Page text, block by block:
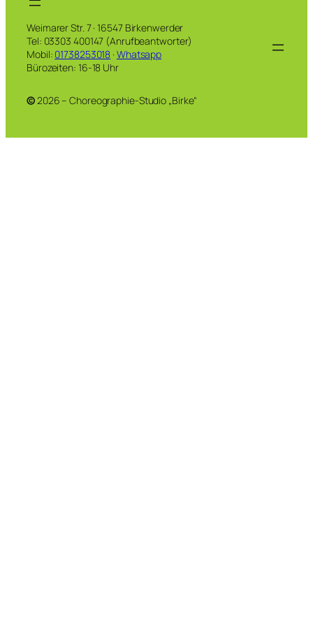
Weimarer Str. 7 · 16547 Birkenwerder
Tel: 03303 400147 (Anrufbeantworter)
Mobil: 01738253018 · Whatsapp
Bürozeiten: 16-18 Uhr
©2026 – Choreographie-Studio „Birke“